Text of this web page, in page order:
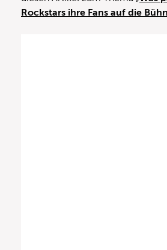
Rockstars ihre Fans auf die